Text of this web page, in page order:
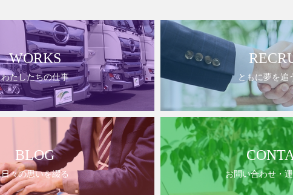
WORKS
わたしたちの仕事 ともに夢を追
BLOG
日々の思いを綴る お問い合わせ・